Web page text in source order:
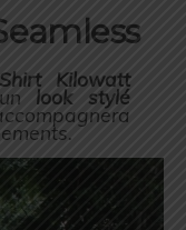
Kilowatt
look stylé